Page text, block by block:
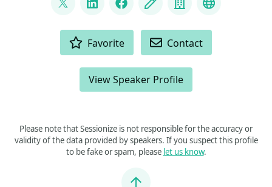
@martinklierdba
LinkedInFacebook
Blog CompanyBluesky
Favorite Contact
View Speaker Profile
Please note that Sessionize is not responsible for the accuracy or
validity of the data provided by speakers. If you suspect this profile
to be fake or spam, please let us know.